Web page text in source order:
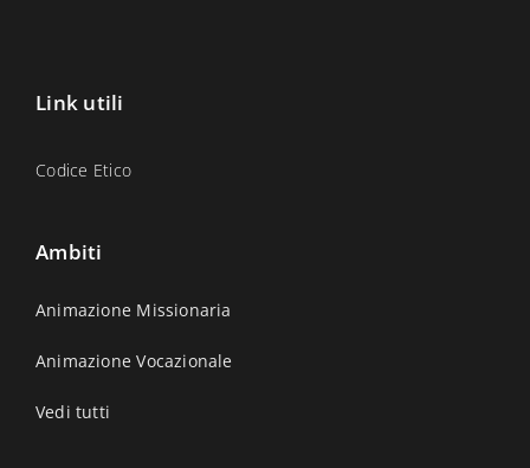
Link utili
Codice Etico
Ambiti
Animazione Missionaria
Animazione Vocazionale
Vedi tutti